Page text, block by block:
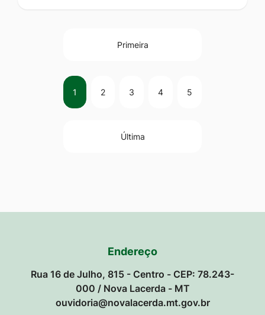
Primeira
1 2 3 4 5
Última
Endereço
Rua 16 de Julho, 815 - Centro - CEP: 78.243-
000 / Nova Lacerda - MT
ouvidoria@novalacerda.mt.gov.br